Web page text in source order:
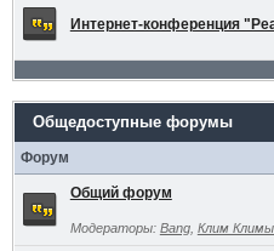
Интернет-конференция
Общедоступные форумы
Форум
Общий форум
Модераторы: Bang, Клим